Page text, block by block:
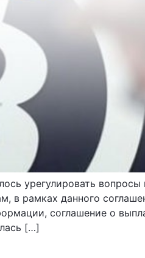
урегулировать
в рамках данного
соглашение о
[…]